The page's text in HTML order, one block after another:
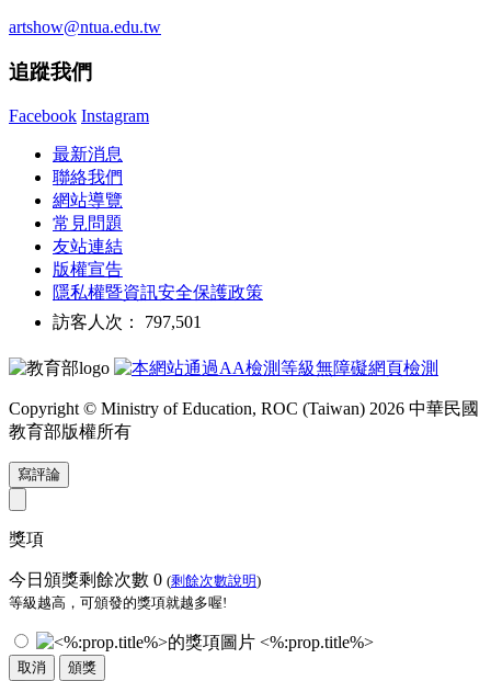
artshow@ntua.edu.tw
追蹤我們
Facebook Instagram
最新消息
聯絡我們
網站導覽
常見問題
友站連結
版權宣告
隱私權暨資訊安全保護政策
訪客人次： 797,501
Copyright © Ministry of Education, ROC (Taiwan) 2026 中華民國
教育部版權所有
寫評論
獎項
今日頒獎剩餘次數 0 (剩餘次數說明)
等級越高，可頒發的獎項就越多喔!
<%:prop.title%>
取消 頒獎